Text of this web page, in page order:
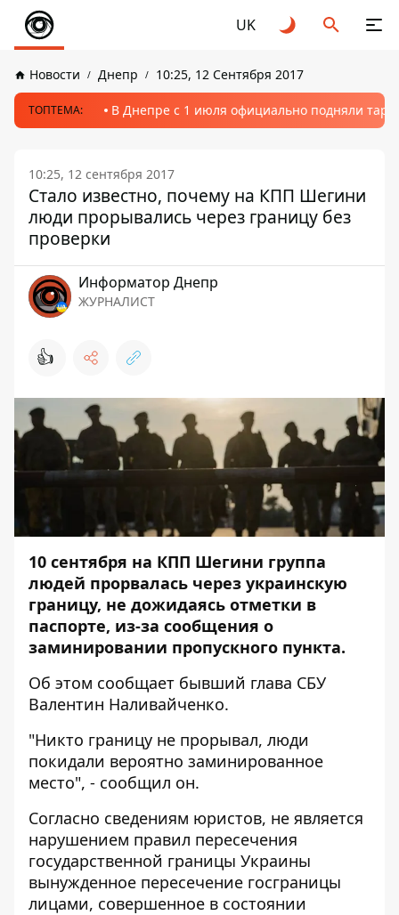
UK
Новости Днепр 10:25, 12 Сентября 2017
ТОПТЕМА: В Днепре с 1 июля официально подняли
10:25, 12 сентября 2017
Стало известно, почему на КПП Шегини
люди прорывались через границу без
проверки
Информатор Днепр
ЖУРНАЛИСТ
👍
10 сентября на КПП Шегини группа
людей прорвалась через украинскую
границу, не дожидаясь отметки в
паспорте, из-за сообщения о
заминировании пропускного пункта.
Об этом сообщает бывший глава СБУ
Валентин Наливайченко.
"Никто границу не прорывал, люди
покидали вероятно заминированное
место", - сообщил он.
Согласно сведениям юристов, не является
нарушением правил пересечения
государственной границы Украины
вынужденное пересечение госграницы
лицами, совершенное в состоянии